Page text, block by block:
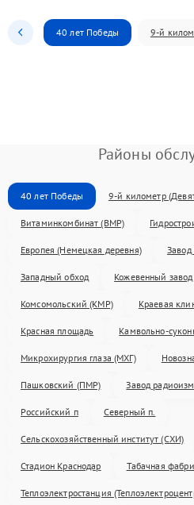
40 лет Победы 9-й
Районы
40 лет Победы 9-й километр
Витаминкомбинат (ВМР)
Европея (Немецкая деревня)
Западный обход Кожевенный
Комсомольский (КМР) Краевая
Красная площадь Камвольно-
Микрохирургия глаза (МХГ)
Пашковский (ПМР) Завод
Российский п Северный п.
Сельскохозяйственный институт (СХИ)
Стадион Краснодар Табачная
Теплоэлектростанция